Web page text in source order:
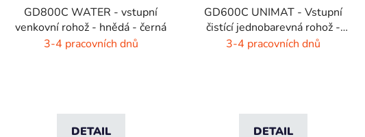
GD800C WATER - vstupní
venkovní rohož - hnědá - černá
3-4 pracovních dnů
DETAIL
GD600C UNIMAT - Vstupní
čistící jednobarevná rohož -
zářivé barvy
3-4 pracovních dnů
DETAIL